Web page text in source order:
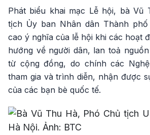
Phát biểu khai mạc Lễ hội, bà Vũ
tịch Ủy ban Nhân dân Thành
cao ý nghĩa của lễ hội khi các hoạt
hướng về người dân, lan toả
từ cộng đồng, do chính các
tham gia và trình diễn, nhận được
của các bạn bè quốc tế.